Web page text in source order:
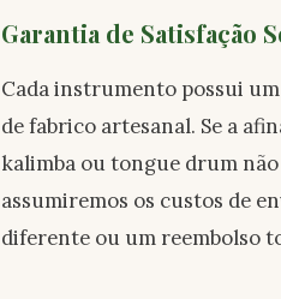
Garantia de Satisfação
Cada instrumento possui
de fabrico artesanal. Se a
kalimba ou tongue drum
assumiremos os custos de
diferente ou um reembolso